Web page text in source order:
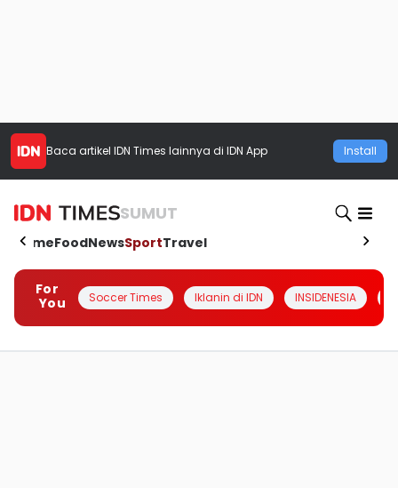
Baca artikel IDN Times lainnya di IDN App Install
SUMUT
HomeFoodNewsSportTravel
For
You
Soccer Times Iklanin di IDN INSIDENESIA